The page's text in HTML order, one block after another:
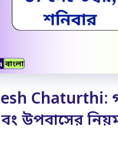
Chaturthi:
উপবাসের